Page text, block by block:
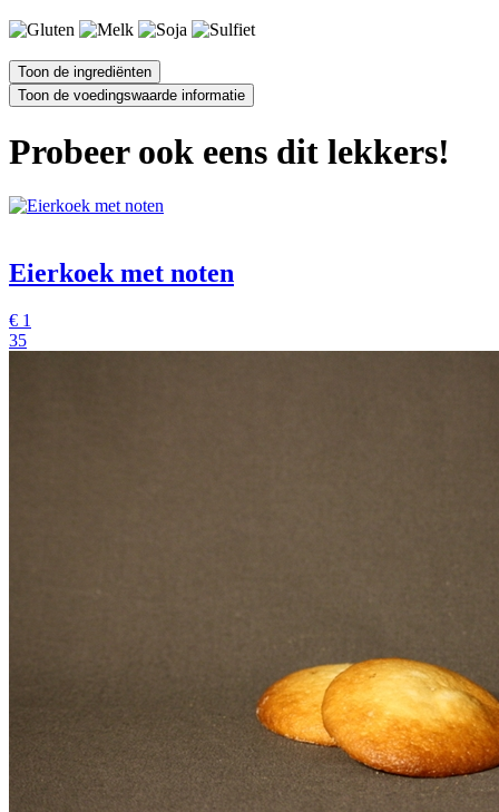
Probeer ook eens dit lekkers!
Eierkoek met noten
€ 1
35